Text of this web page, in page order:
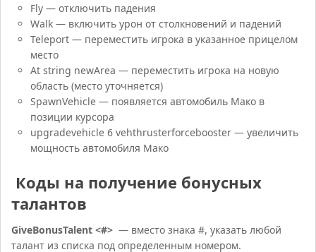
Fly — отключить падения
Walk — включить урон от столкновений и падений
Teleport — переместить игрока в указанное прицелом
место
At string newArea — переместить игрока на новую
область (место уточняется)
SpawnVehicle — появляется автомобиль Мако в
позиции курсора
upgradevehicle 6 vehthrusterforcebooster — увеличить
мощность автомобиля Мако
Коды на получение бонусных
талантов
GiveBonusTalent <#> — вместо знака #, указать любой
талант из списка под определенным номером.